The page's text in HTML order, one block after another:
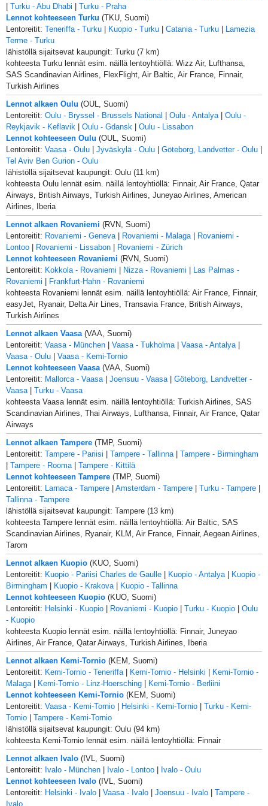
| Turku - Abu Dhabi | Turku - Praha
Lennot kohteeseen Turku (TKU, Suomi)
Lentoreitit: Teneriffa - Turku | Kuopio - Turku | Catania - Turku | Lamezia
Terme - Turku
lähistöllä sijaitsevat kaupungit: Turku (7 km)
kohteesta Turku lennät esim. näillä lentoyhtiöllä: Wizz Air, Lufthansa,
SAS Scandinavian Airlines, FlexFlight, Air Baltic, Air France, Finnair,
Turkish Airlines
Lennot alkaen Oulu (OUL, Suomi)
Lentoreitit: Oulu - Bryssel - Brussels National | Oulu - Antalya | Oulu -
Reykjavik - Keflavik | Oulu - Gdansk | Oulu - Lissabon
Lennot kohteeseen Oulu (OUL, Suomi)
Lentoreitit: Vaasa - Oulu | Jyväskylä - Oulu | Göteborg, Landvetter - Oulu |
Tel Aviv Ben Gurion - Oulu
lähistöllä sijaitsevat kaupungit: Oulu (11 km)
kohteesta Oulu lennät esim. näillä lentoyhtiöllä: Finnair, Air France, Qatar
Airways, British Airways, Turkish Airlines, Juneyao Airlines, American
Airlines, Iberia
Lennot alkaen Rovaniemi (RVN, Suomi)
Lentoreitit: Rovaniemi - Geneva | Rovaniemi - Malaga | Rovaniemi -
Lontoo | Rovaniemi - Lissabon | Rovaniemi - Zürich
Lennot kohteeseen Rovaniemi (RVN, Suomi)
Lentoreitit: Kokkola - Rovaniemi | Nizza - Rovaniemi | Las Palmas -
Rovaniemi | Frankfurt-Hahn - Rovaniemi
kohteesta Rovaniemi lennät esim. näillä lentoyhtiöllä: Air France, Finnair,
easyJet, Ryanair, Delta Air Lines, Transavia France, British Airways,
Turkish Airlines
Lennot alkaen Vaasa (VAA, Suomi)
Lentoreitit: Vaasa - München | Vaasa - Tukholma | Vaasa - Antalya |
Vaasa - Oulu | Vaasa - Kemi-Tornio
Lennot kohteeseen Vaasa (VAA, Suomi)
Lentoreitit: Mallorca - Vaasa | Joensuu - Vaasa | Göteborg, Landvetter -
Vaasa | Turku - Vaasa
kohteesta Vaasa lennät esim. näillä lentoyhtiöllä: Turkish Airlines, SAS
Scandinavian Airlines, Thai Airways, Lufthansa, Finnair, Air France, Qatar
Airways
Lennot alkaen Tampere (TMP, Suomi)
Lentoreitit: Tampere - Pariisi | Tampere - Tallinna | Tampere - Birmingham
| Tampere - Rooma | Tampere - Kittilä
Lennot kohteeseen Tampere (TMP, Suomi)
Lentoreitit: Larnaca - Tampere | Amsterdam - Tampere | Turku - Tampere |
Tallinna - Tampere
lähistöllä sijaitsevat kaupungit: Tampere (13 km)
kohteesta Tampere lennät esim. näillä lentoyhtiöllä: Air Baltic, SAS
Scandinavian Airlines, Ryanair, KLM, Air France, Finnair, Aegean Airlines,
Tarom
Lennot alkaen Kuopio (KUO, Suomi)
Lentoreitit: Kuopio - Pariisi Charles de Gaulle | Kuopio - Antalya | Kuopio -
Birmingham | Kuopio - Krakova | Kuopio - Tallinna
Lennot kohteeseen Kuopio (KUO, Suomi)
Lentoreitit: Helsinki - Kuopio | Rovaniemi - Kuopio | Turku - Kuopio | Oulu
- Kuopio
kohteesta Kuopio lennät esim. näillä lentoyhtiöllä: Finnair, Juneyao
Airlines, Air France, Qatar Airways, Turkish Airlines, Iberia
Lennot alkaen Kemi-Tornio (KEM, Suomi)
Lentoreitit: Kemi-Tornio - Teneriffa | Kemi-Tornio - Helsinki | Kemi-Tornio -
Malaga | Kemi-Tornio - Linz-Hoersching | Kemi-Tornio - Berliini
Lennot kohteeseen Kemi-Tornio (KEM, Suomi)
Lentoreitit: Vaasa - Kemi-Tornio | Helsinki - Kemi-Tornio | Turku - Kemi-
Tornio | Tampere - Kemi-Tornio
lähistöllä sijaitsevat kaupungit: Oulu (94 km)
kohteesta Kemi-Tornio lennät esim. näillä lentoyhtiöllä: Finnair
Lennot alkaen Ivalo (IVL, Suomi)
Lentoreitit: Ivalo - München | Ivalo - Lontoo | Ivalo - Oulu
Lennot kohteeseen Ivalo (IVL, Suomi)
Lentoreitit: Helsinki - Ivalo | Vaasa - Ivalo | Joensuu - Ivalo | Tampere -
Ivalo